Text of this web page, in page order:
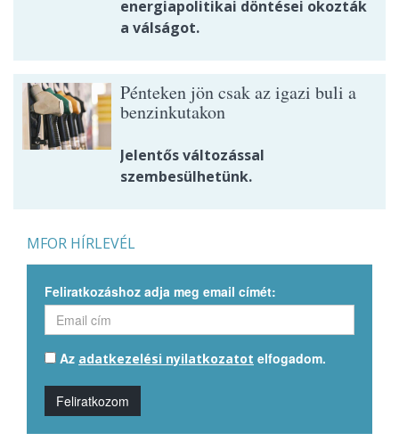
energiapolitikai döntései okozták
a válságot.
Pénteken jön csak az igazi buli a
benzinkutakon
Jelentős változással
szembesülhetünk.
MFOR HÍRLEVÉL
Feliratkozáshoz adja meg email címét:
Az adatkezelési nyilatkozatot elfogadom.
Feliratkozom